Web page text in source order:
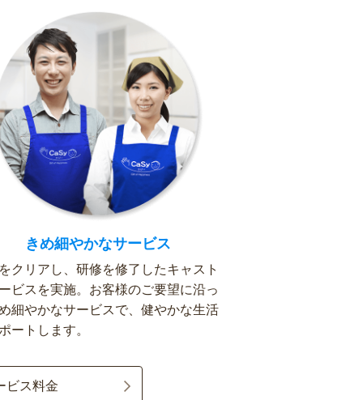
きめ細やかなサービス
クリアし、研修を修了したキャスト
ビスを実施。お客様のご要望に沿っ
細やかなサービスで、健やかな生活
ートします。
ビス料金